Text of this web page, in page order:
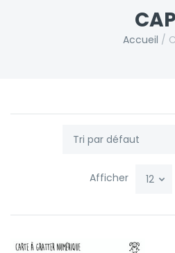
CAP
Accueil /
Afficher